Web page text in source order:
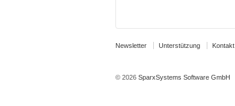
Newsletter Unterstützung Kontakt
© 2026 SparxSystems Software GmbH